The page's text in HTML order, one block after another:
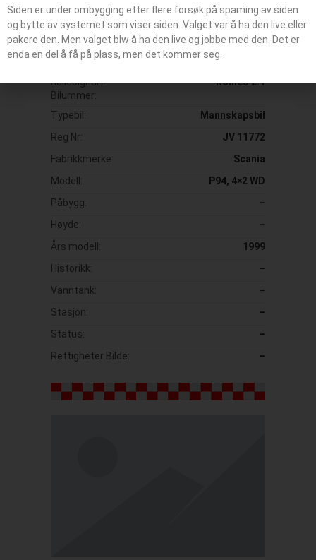
Kallesignal /
Bilummer:
Romeo 2.1
Typebil:
Mannskapsbil
Reg Nr:
JV 11772
Fabrikkmerke:
Scania
Modell:
P94, 4×2 WD
Påbygg:
–
Høyde:
–
Års modell:
1999
Historikk:
–
Vanntank:
–
Stasjon:
–
Status:
–
Rettigheter Bilde:
–
Siden er under ombygging etter flere forsøk på spaming av siden
og bytte av systemet som viser siden. Valget var å ha den live eller
pakere den. Men valget blw å ha den live og jobbe med den. Det er
enda en del å få på plass, men det kommer seg.